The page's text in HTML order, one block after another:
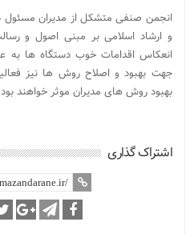
انجمن صنفی متشکل از مدیران مسئول
و ارشاد اسلامی بر مبنی اصول و
انعکاس اقدامات خوب دستگاه ها به
جهت بهبود و اصلاح روش ها نیز
بهبود روش های مدیران موثر خواهند
اشتراک گذاری